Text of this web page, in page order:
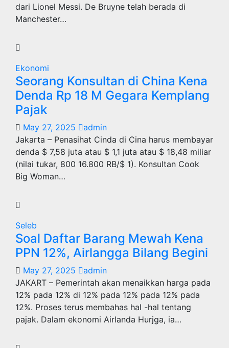
dari Lionel Messi. De Bruyne telah berada di
Manchester…
Ekonomi
Seorang Konsultan di China Kena
Denda Rp 18 M Gegara Kemplang
Pajak
May 27, 2025
admin
Jakarta – Penasihat Cinda di Cina harus membayar
denda $ 7,58 juta atau $ 1,1 juta atau $ 18,48 miliar
(nilai tukar, 800 16.800 RB/$ 1). Konsultan Cook
Big Woman…
Seleb
Soal Daftar Barang Mewah Kena
PPN 12%, Airlangga Bilang Begini
May 27, 2025
admin
JAKART – Pemerintah akan menaikkan harga pada
12% pada 12% di 12% pada 12% pada 12% pada
12%. Proses terus membahas hal -hal tentang
pajak. Dalam ekonomi Airlanda Hurjga, ia…